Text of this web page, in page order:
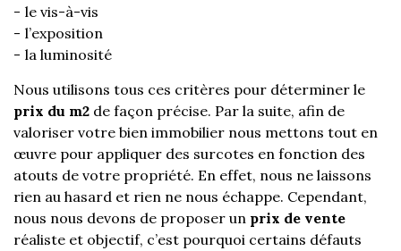
le vis-à-vis
l’exposition
la luminosité
Nous utilisons tous ces critères pour déterminer le
prix du m2 de façon précise. Par la suite, afin de
valoriser votre bien immobilier nous mettons tout en
œuvre pour appliquer des surcotes en fonction des
atouts de votre propriété. En effet, nous ne laissons
rien au hasard et rien ne nous échappe. Cependant,
nous nous devons de proposer un prix de vente
réaliste et objectif, c’est pourquoi certains défauts